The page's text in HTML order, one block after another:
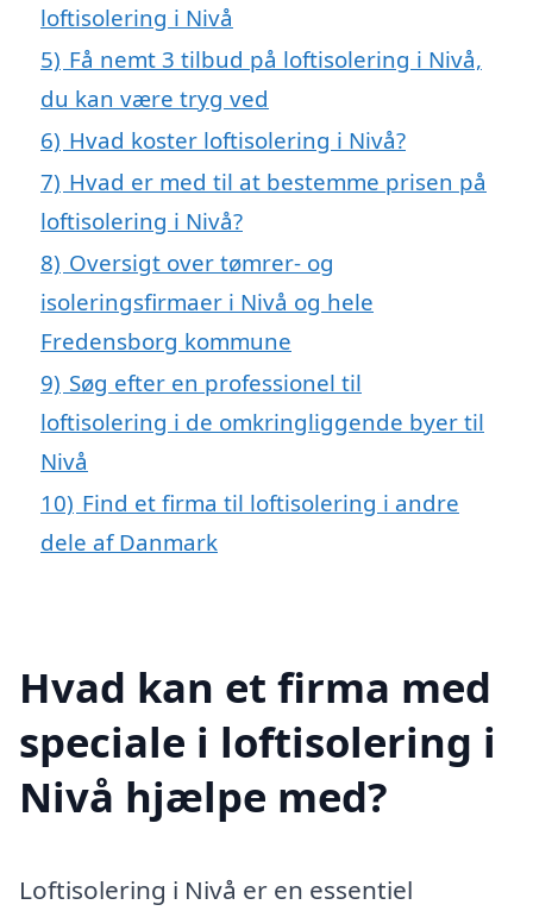
loftisolering i Nivå
5) Få nemt 3 tilbud på loftisolering i Nivå,
du kan være tryg ved
6) Hvad koster loftisolering i Nivå?
7) Hvad er med til at bestemme prisen på
loftisolering i Nivå?
8) Oversigt over tømrer- og
isoleringsfirmaer i Nivå og hele
Fredensborg kommune
9) Søg efter en professionel til
loftisolering i de omkringliggende byer til
Nivå
10) Find et firma til loftisolering i andre
dele af Danmark
Hvad kan et firma med
speciale i loftisolering i
Nivå hjælpe med?
Loftisolering i Nivå er en essentiel